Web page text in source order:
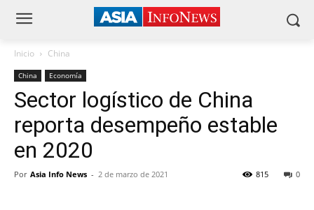
Inicio China
China Economía
Sector logístico de China
reporta desempeño estable
en 2020
Por Asia Info News - 2 de marzo de 2021 0
815